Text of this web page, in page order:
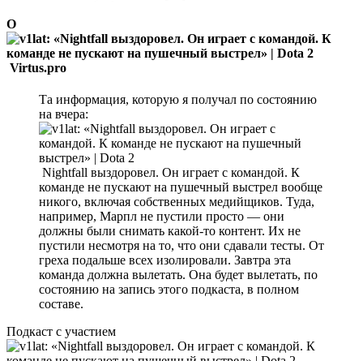
О
Virtus.pro
Та информация, которую я получал по состоянию
на вчера:
Nightfall выздоровел. Он играет с командой. К
команде не пускают на пушечный выстрел вообще
никого, включая собственных медийщиков. Туда,
например, Марпл не пустили просто — они
должны были снимать какой-то контент. Их не
пустили несмотря на то, что они сдавали тесты. От
греха подальше всех изолировали. Завтра эта
команда должна вылетать. Она будет вылетать, по
состоянию на запись этого подкаста, в полном
составе.
Подкаст с участием